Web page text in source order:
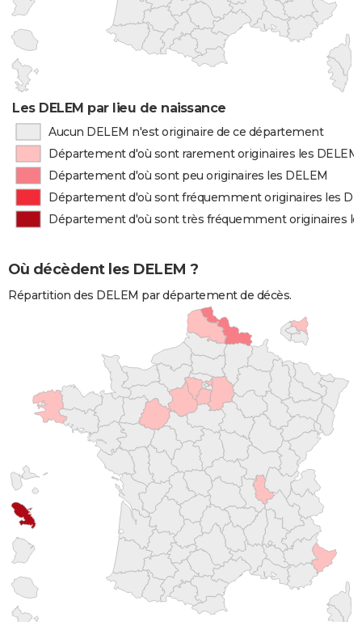
Les DELEM par lieu de naissance
Aucun DELEM n'est originaire de ce département
Département d'où sont rarement originaires les DELEM
Département d'où sont peu originaires les DELEM
Département d'où sont fréquemment originaires les
Département d'où sont très fréquemment originaires
Où décèdent les DELEM ?
Répartition des DELEM par département de décès.